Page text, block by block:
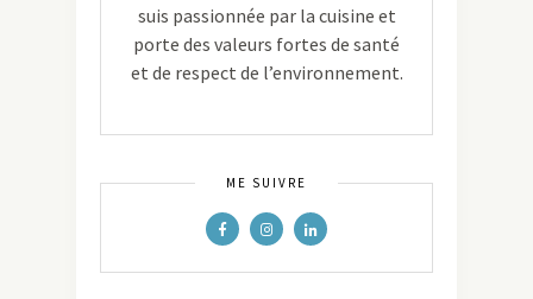
suis passionnée par la cuisine et
porte des valeurs fortes de santé
et de respect de l’environnement.
ME SUIVRE